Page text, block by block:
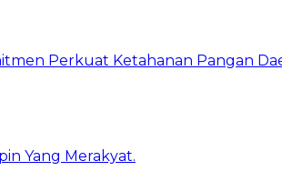
Perkuat Ketahanan Pangan
Yang Merakyat.